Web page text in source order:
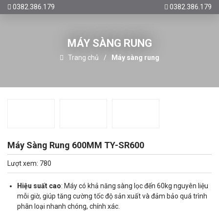
0382.386.179 0382.386.179
MÁY SÀNG RUNG
Trang chủ Máy sàng rung
Máy Sàng Rung 600MM TY-SR600
Lượt xem: 780
Hiệu suất cao: Máy có khả năng sàng lọc đến 60kg nguyên liệu
mỗi giờ, giúp tăng cường tốc độ sản xuất và đảm bảo quá trình
phân loại nhanh chóng, chính xác.